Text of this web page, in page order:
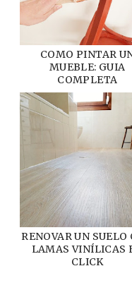
COMO PINTAR
MUEBLE: GUIA
COMPLETA
RENOVAR UN SUELO
LAMAS VINÍLICAS
CLICK